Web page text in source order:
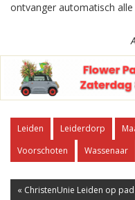
ontvanger automatisch
Leiden Leiderdorp
Voorschoten
Wassenaar
« ChristenUnie Leiden op